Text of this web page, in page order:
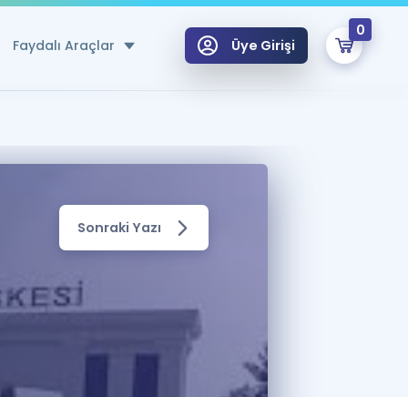
Faydalı Araçlar
Tek Takvimde
Üye Girişi
0
Şifremi Hatırlamıyorum
ÜYE DEĞİLİM
Sepetin Şu An Boş.
Hoca ile seni sınava hazırlayacak onlarca eğitim seni bekliyor!
Sonraki Yazı